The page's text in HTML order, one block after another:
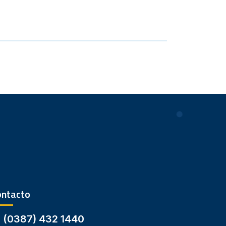
(0387) 432 1440